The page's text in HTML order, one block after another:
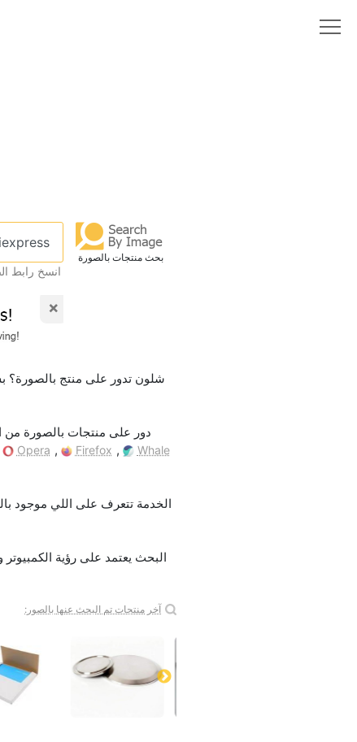
بحث منتجات بالصورة
انسخ رابط
×
دور على منتجات بالصورة من
Opera , Firefox , Whale
آخر منتجات تم البحث عنها بالصور: